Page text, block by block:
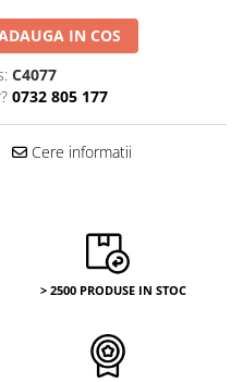
IN COS
C4077
0732 805 177
Cere informatii
> 2500 PRODUSE IN STOC